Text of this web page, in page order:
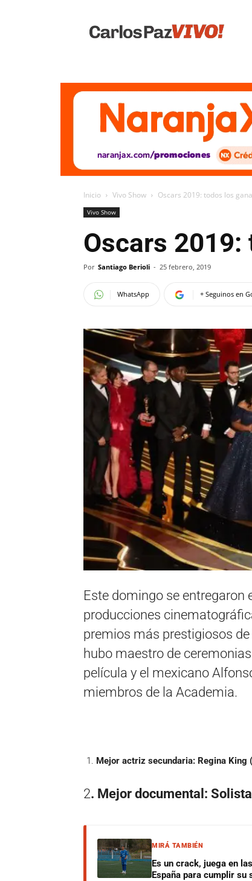
Vivo
Inicio Vivo Show Oscars 2019: todos los
Vivo Show
Oscars
Por Santiago Berioli - 25 febrero, 2019
WhatsApp + Seguinos en
Este domingo se entregaron
producciones
premios más prestigiosos
hubo maestro de
película y el mexicano
miembros de la Academia.
Mejor actriz secundaria: Regina King
2. Mejor documental:
MIRÁ TAMBIÉN
Es un crack, juega en
España para cumplir su